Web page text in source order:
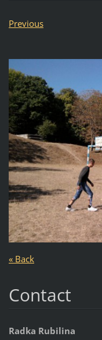
Previous
« Back
Contact
Radka Rubilina